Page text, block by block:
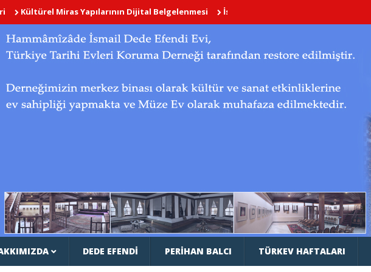
Miras Yapılarının Dijital Belgelenmesi İstanbul’un Çok Dilli Kitabeleri Divriği Ulu
DEDE EFENDI PERIHAN BALCI TÜRKEV HAFTALARI